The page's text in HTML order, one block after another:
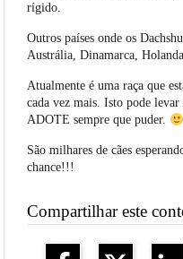
rígido.
Outros países onde os
Austrália, Dinamarca,
Atualmente é uma raça que
cada vez mais. Isto pode
ADOTE sempre que puder.
São milhares de cães
chance!!!
Compartilhar este